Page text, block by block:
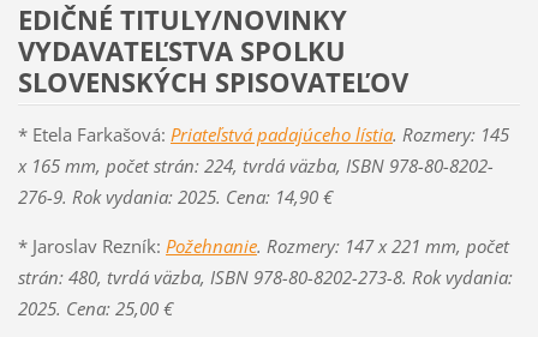
EDIČNÉ TITULY/NOVINKY
VYDAVATEĽSTVA SPOLKU
SLOVENSKÝCH SPISOVATEĽOV
* Etela Farkašová: Priateľstvá padajúceho lístia. Rozmery: 145
x 165 mm, počet strán: 224, tvrdá väzba, ISBN 978-80-8202-
276-9. Rok vydania: 2025. Cena: 14,90 €
* Jaroslav Rezník: Požehnanie. Rozmery: 147 x 221 mm, počet
strán: 480, tvrdá väzba, ISBN 978-80-8202-273-8. Rok vydania:
2025. Cena: 25,00 €